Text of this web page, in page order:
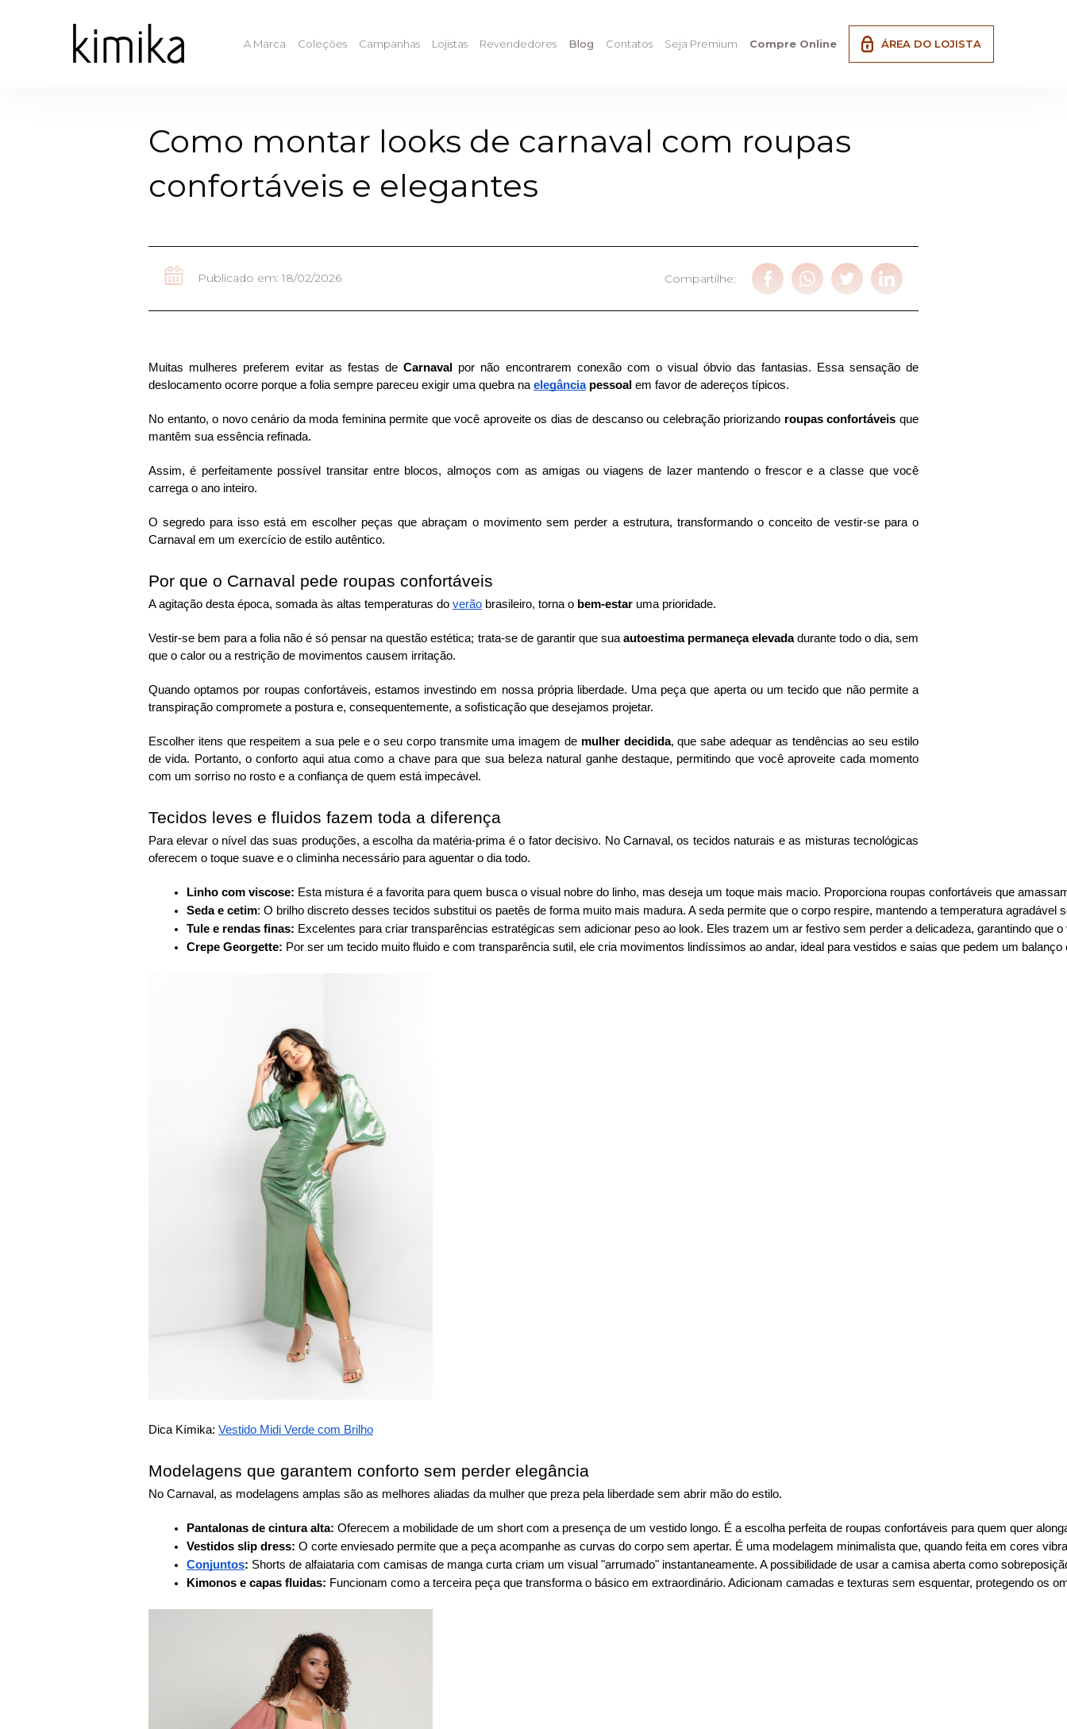
A Marca Coleções Campanhas Lojistas Revendedores Blog Contatos Seja Premium Compre Online ÁREA DO LOJISTA
Como montar looks de carnaval com roupas
confortáveis e elegantes
Publicado em: 18/02/2026 Compartilhe:
Muitas mulheres preferem evitar as festas de Carnaval
por não encontrarem conexão com o visual óbvio das fantasias. Essa sensação de
deslocamento ocorre porque a folia sempre pareceu exigir uma quebra na elegânciapessoal em favor de adereços típicos.
No entanto, o novo cenário da moda feminina permite que você aproveite os dias de descanso ou celebração priorizando roupas confortáveis que
mantêm sua essência refinada.
Assim, é perfeitamente possível transitar entre blocos, almoços com as amigas ou viagens de lazer mantendo o frescor e a classe que você
carrega o ano inteiro.
O segredo para isso está em escolher peças que abraçam o movimento sem perder a estrutura, transformando o conceito de vestir-se para o
Carnaval em um exercício de estilo autêntico.
Por que o Carnaval pede roupas confortáveis
A agitação desta época, somada às altas temperaturas do verão brasileiro, torna o bem-estar uma prioridade.
Vestir-se bem para a folia não é só pensar na questão estética; trata-se de garantir que sua autoestima permaneça elevadadurante todo o dia, sem
que o calor ou a restrição de movimentos causem irritação.
Quando optamos por roupas confortáveis, estamos investindo em nossa própria liberdade. Uma peça que aperta ou um tecido que não permite a
transpiração compromete a postura e, consequentemente, a sofisticação que desejamos projetar.
Escolher itens que respeitem a sua pele e o seu corpo transmite uma imagem de mulher decidida, que sabe adequar as tendências ao seu estilo
de vida. Portanto, o conforto aqui atua como a chave para que sua beleza natural ganhe destaque, permitindo que você aproveite cada momento
com um sorriso no rosto e a confiança de quem está impecável.
Tecidos leves e fluidos fazem toda a diferença
Para elevar o nível das suas produções, a escolha da matéria-prima é o fator decisivo. No Carnaval, os tecidos naturais e as misturas tecnológicas
oferecem o toque suave e o climinha necessário para aguentar o dia todo.
Linho com viscose: Esta mistura é a favorita para quem busca o visual nobre do linho, mas deseja um toque mais macio. Proporciona roupas confortáveis que
Seda e cetim: O brilho discreto desses tecidos substitui os paetês de forma muito mais madura. A seda permite que o corpo respire, mantendo a temperatura agradável
Tule e rendas finas: Excelentes para criar transparências estratégicas sem adicionar peso ao look. Eles trazem um ar festivo sem perder a delicadeza, garantindo que
Crepe Georgette: Por ser um tecido muito fluido e com transparência sutil, ele cria movimentos lindíssimos ao andar, ideal para vestidos e saias que pedem um balanço
Dica Kímika: Vestido Midi Verde com Brilho
Modelagens que garantem conforto sem perder elegância
No Carnaval, as modelagens amplas são as melhores aliadas da mulher que preza pela liberdade sem abrir mão do estilo.
Pantalonas de cintura alta: Oferecem a mobilidade de um short com a presença de um vestido longo. É a escolha perfeita de roupas confortáveis para quem quer
Vestidos slip dress: O corte enviesado permite que a peça acompanhe as curvas do corpo sem apertar. É uma modelagem minimalista que, quando feita em cores
Conjuntos: Shorts de alfaiataria com camisas de manga curta criam um visual "arrumado" instantaneamente. A possibilidade de usar a camisa aberta como
Kimonos e capas fluidas: Funcionam como a terceira peça que transforma o básico em extraordinário. Adicionam camadas e texturas sem esquentar, protegendo os